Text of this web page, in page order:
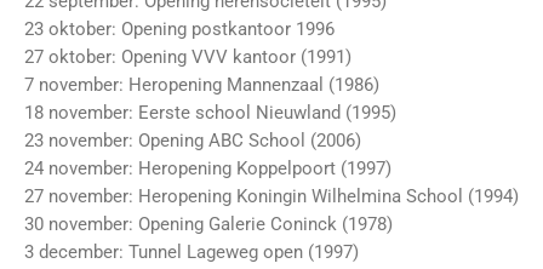
23 oktober: Opening postkantoor 1996
27 oktober: Opening VVV kantoor (1991)
7 november: Heropening Mannenzaal (1986)
18 november: Eerste school Nieuwland (1995)
23 november: Opening ABC School (2006)
24 november: Heropening Koppelpoort (1997)
27 november: Heropening Koningin Wilhelmina School (1994)
30 november: Opening Galerie Coninck (1978)
3 december: Tunnel Lageweg open (1997)